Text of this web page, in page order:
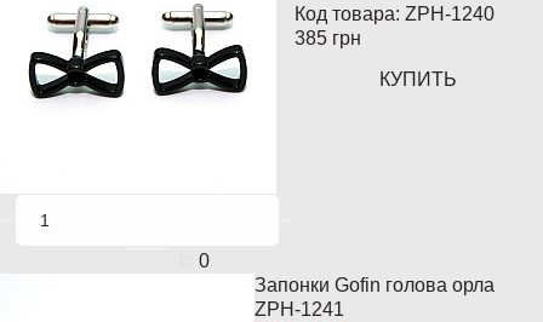
0
Код товара: ZPH-1240
385 грн
КУПИТЬ
Запонки Gofin голова орла
ZPH-1241